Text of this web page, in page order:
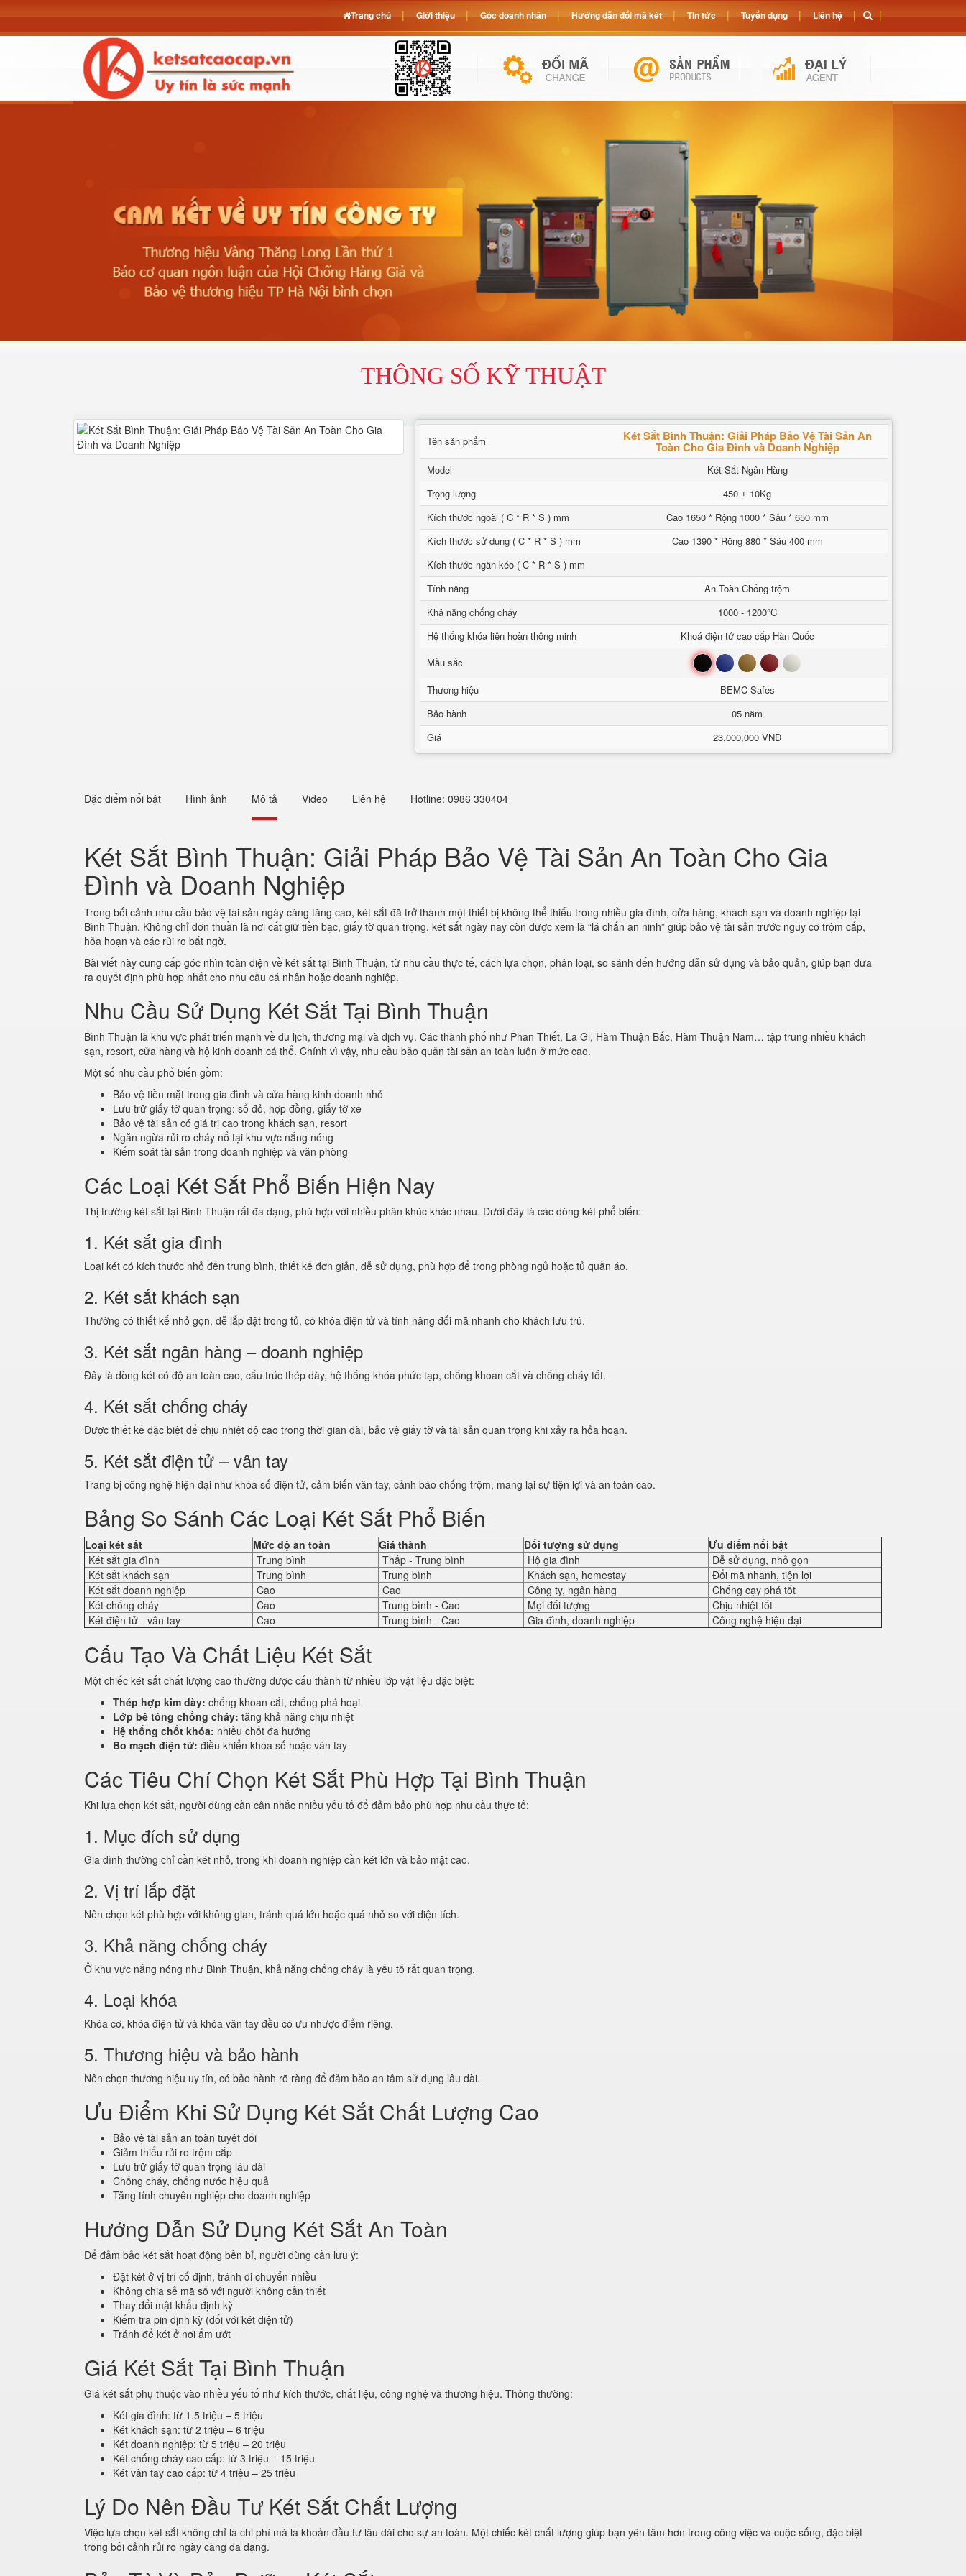
THÔNG SỐ KỸ THUẬT
Tên sản phẩm Két Sắt Bình Thuận: Giải Pháp Bảo Vệ Tài Sản An
Toàn Cho Gia Đình và Doanh Nghiệp
Model
Két Sắt Ngân Hàng
Trọng lượng
450 ± 10Kg
Kích thước ngoài ( C * R * S ) mm
Cao 1650 * Rộng 1000 * Sâu * 650 mm
Kích thước sử dụng ( C * R * S ) mm
Cao 1390 * Rộng 880 * Sâu 400 mm
Kích thước ngăn kéo ( C * R * S ) mm
Tính năng
An Toàn Chống trộm
Khả năng chống cháy
1000 - 1200°C
Hệ thống khóa liên hoàn thông minh
Khoá điện tử cao cấp Hàn Quốc
Mầu sắc
Đen Xanh Nâu Đỏ Trắng
Thương hiệu
BEMC Safes
Bảo hành
05 năm
Giá
23,000,000 VNĐ
Đặc điểm nổi bật Hình ảnh Mô tả Video Liên hệ Hotline: 0986 330404
Két Sắt Bình Thuận: Giải Pháp Bảo Vệ Tài Sản An Toàn Cho Gia
Đình và Doanh Nghiệp
Trong bối cảnh nhu cầu bảo vệ tài sản ngày càng tăng cao, két sắt đã trở thành một thiết bị không thể thiếu trong nhiều gia đình, cửa hàng, khách sạn và doanh nghiệp tại
Bình Thuận. Không chỉ đơn thuần là nơi cất giữ tiền bạc, giấy tờ quan trọng, két sắt ngày nay còn được xem là “lá chắn an ninh” giúp bảo vệ tài sản trước nguy cơ trộm cắp,
hỏa hoạn và các rủi ro bất ngờ.
Bài viết này cung cấp góc nhìn toàn diện về két sắt tại Bình Thuận, từ nhu cầu thực tế, cách lựa chọn, phân loại, so sánh đến hướng dẫn sử dụng và bảo quản, giúp bạn đưa
ra quyết định phù hợp nhất cho nhu cầu cá nhân hoặc doanh nghiệp.
Nhu Cầu Sử Dụng Két Sắt Tại Bình Thuận
Bình Thuận là khu vực phát triển mạnh về du lịch, thương mại và dịch vụ. Các thành phố như Phan Thiết, La Gi, Hàm Thuận Bắc, Hàm Thuận Nam… tập trung nhiều khách
sạn, resort, cửa hàng và hộ kinh doanh cá thể. Chính vì vậy, nhu cầu bảo quản tài sản an toàn luôn ở mức cao.
Một số nhu cầu phổ biến gồm:
Bảo vệ tiền mặt trong gia đình và cửa hàng kinh doanh nhỏ
Lưu trữ giấy tờ quan trọng: sổ đỏ, hợp đồng, giấy tờ xe
Bảo vệ tài sản có giá trị cao trong khách sạn, resort
Ngăn ngừa rủi ro cháy nổ tại khu vực nắng nóng
Kiểm soát tài sản trong doanh nghiệp và văn phòng
Các Loại Két Sắt Phổ Biến Hiện Nay
Thị trường két sắt tại Bình Thuận rất đa dạng, phù hợp với nhiều phân khúc khác nhau. Dưới đây là các dòng két phổ biến:
1. Két sắt gia đình
Loại két có kích thước nhỏ đến trung bình, thiết kế đơn giản, dễ sử dụng, phù hợp để trong phòng ngủ hoặc tủ quần áo.
2. Két sắt khách sạn
Thường có thiết kế nhỏ gọn, dễ lắp đặt trong tủ, có khóa điện tử và tính năng đổi mã nhanh cho khách lưu trú.
3. Két sắt ngân hàng – doanh nghiệp
Đây là dòng két có độ an toàn cao, cấu trúc thép dày, hệ thống khóa phức tạp, chống khoan cắt và chống cháy tốt.
4. Két sắt chống cháy
Được thiết kế đặc biệt để chịu nhiệt độ cao trong thời gian dài, bảo vệ giấy tờ và tài sản quan trọng khi xảy ra hỏa hoạn.
5. Két sắt điện tử – vân tay
Trang bị công nghệ hiện đại như khóa số điện tử, cảm biến vân tay, cảnh báo chống trộm, mang lại sự tiện lợi và an toàn cao.
Bảng So Sánh Các Loại Két Sắt Phổ Biến
Loại két sắt Mức độ an toàn Giá thành Đối tượng sử dụng
Ưu điểm nổi bật
Két sắt gia đình
Trung bình Thấp - Trung bình Hộ gia đình
Dễ sử dụng, nhỏ gọn
Két sắt khách sạn
Trung bình Trung bình Khách sạn, homestay
Đổi mã nhanh, tiện lợi
Két sắt doanh nghiệp
Cao Cao Công ty, ngân hàng
Chống cạy phá tốt
Két chống cháy
Cao Trung bình - Cao Mọi đối tượng
Chịu nhiệt tốt
Két điện tử - vân tay
Cao Trung bình - Cao Gia đình, doanh nghiệp Công nghệ hiện đại
Cấu Tạo Và Chất Liệu Két Sắt
Một chiếc két sắt chất lượng cao thường được cấu thành từ nhiều lớp vật liệu đặc biệt:
Thép hợp kim dày: chống khoan cắt, chống phá hoại
Lớp bê tông chống cháy: tăng khả năng chịu nhiệt
Hệ thống chốt khóa: nhiều chốt đa hướng
Bo mạch điện tử: điều khiển khóa số hoặc vân tay
Các Tiêu Chí Chọn Két Sắt Phù Hợp Tại Bình Thuận
Khi lựa chọn két sắt, người dùng cần cân nhắc nhiều yếu tố để đảm bảo phù hợp nhu cầu thực tế:
1. Mục đích sử dụng
Gia đình thường chỉ cần két nhỏ, trong khi doanh nghiệp cần két lớn và bảo mật cao.
2. Vị trí lắp đặt
Nên chọn két phù hợp với không gian, tránh quá lớn hoặc quá nhỏ so với diện tích.
3. Khả năng chống cháy
Ở khu vực nắng nóng như Bình Thuận, khả năng chống cháy là yếu tố rất quan trọng.
4. Loại khóa
Khóa cơ, khóa điện tử và khóa vân tay đều có ưu nhược điểm riêng.
5. Thương hiệu và bảo hành
Nên chọn thương hiệu uy tín, có bảo hành rõ ràng để đảm bảo an tâm sử dụng lâu dài.
Ưu Điểm Khi Sử Dụng Két Sắt Chất Lượng Cao
Bảo vệ tài sản an toàn tuyệt đối
Giảm thiểu rủi ro trộm cắp
Lưu trữ giấy tờ quan trọng lâu dài
Chống cháy, chống nước hiệu quả
Tăng tính chuyên nghiệp cho doanh nghiệp
Hướng Dẫn Sử Dụng Két Sắt An Toàn
Để đảm bảo két sắt hoạt động bền bỉ, người dùng cần lưu ý:
Đặt két ở vị trí cố định, tránh di chuyển nhiều
Không chia sẻ mã số với người không cần thiết
Thay đổi mật khẩu định kỳ
Kiểm tra pin định kỳ (đối với két điện tử)
Tránh để két ở nơi ẩm ướt
Giá Két Sắt Tại Bình Thuận
Giá két sắt phụ thuộc vào nhiều yếu tố như kích thước, chất liệu, công nghệ và thương hiệu. Thông thường:
Két gia đình: từ 1.5 triệu – 5 triệu
Két khách sạn: từ 2 triệu – 6 triệu
Két doanh nghiệp: từ 5 triệu – 20 triệu
Két chống cháy cao cấp: từ 3 triệu – 15 triệu
Két vân tay cao cấp: từ 4 triệu – 25 triệu
Lý Do Nên Đầu Tư Két Sắt Chất Lượng
Việc lựa chọn két sắt không chỉ là chi phí mà là khoản đầu tư lâu dài cho sự an toàn. Một chiếc két chất lượng giúp bạn yên tâm hơn trong công việc và cuộc sống, đặc biệt
trong bối cảnh rủi ro ngày càng đa dạng.
Trang chủ Giới thiệu Góc doanh nhân Hướng dẫn đổi mã két Tin tức Tuyển dụng Liên hệ